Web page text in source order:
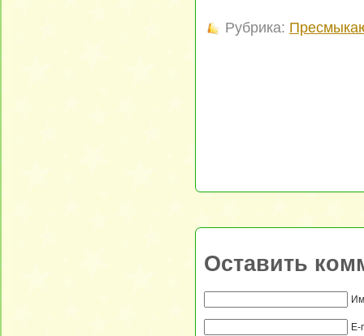
Рубрика:
Оставить
E-